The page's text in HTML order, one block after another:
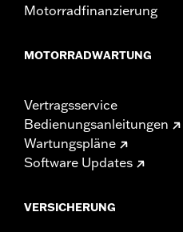
Motorradfinanzierung
MOTORRADWARTUNG
Vertragsservice
Bedienungsanleitungen
Wartungspläne
Software Updates
VERSICHERUNG